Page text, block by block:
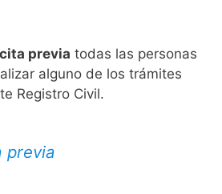
previa todas las personas
alguno de los trámites
Registro Civil.​
previa